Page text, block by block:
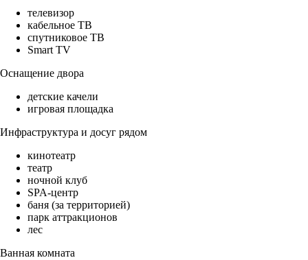
телевизор
кабельное ТВ
спутниковое ТВ
Smart TV
Оснащение двора
детские качели
игровая площадка
Инфраструктура и досуг рядом
кинотеатр
театр
ночной клуб
SPA-центр
баня (за территорией)
парк аттракционов
лес
Ванная комната